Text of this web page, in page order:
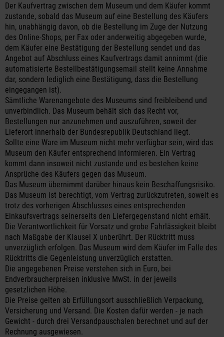
Der Kaufvertrag zwischen dem Museum und dem Käufer kommt
zustande, sobald das Museum auf eine Bestellung des Käufers
hin, unabhängig davon, ob die Bestellung im Zuge der Nutzung
des Online-Shops, per Fax oder anderweitig abgegeben wurde,
dem Käufer eine Bestätigung der Bestellung sendet und das
Angebot auf Abschluss eines Kaufvertrags damit annimmt (die
automatisierte Bestellbestätigungsemail stellt keine Annahme
dar, sondern lediglich eine Bestätigung, dass die Bestellung
eingegangen ist).
Sämtliche Warenangebote des Museums sind freibleibend und
unverbindlich. Das Museum behält sich das Recht vor,
Bestellungen nur anzunehmen und auszuführen, soweit der
Lieferort innerhalb der Bundesrepublik Deutschland liegt.
Sollte eine Ware im Museum nicht mehr verfügbar sein, wird das
Museum den Käufer entsprechend informieren. Ein Vertrag
kommt dann insoweit nicht zustande und es bestehen keine
Ansprüche des Käufers gegen das Museum.
Das Museum übernimmt darüber hinaus kein Beschaffungsrisiko.
Das Museum ist berechtigt, vom Vertrag zurückzutreten, soweit es
trotz des vorherigen Abschlusses eines entsprechenden
Einkaufsvertrags seinerseits den Liefergegenstand nicht erhält.
Die Verantwortlichkeit für Vorsatz und grobe Fahrlässigkeit bleibt
nach Maßgabe der Klausel X unberührt. Der Rücktritt muss
unverzüglich erfolgen. Das Museum wird dem Käufer im Falle des
Rücktritts die Gegenleistung unverzüglich erstatten.
Die angegebenen Preise verstehen sich in Euro, bei
Endverbraucherpreisen inklusive MwSt. in der jeweils
gesetzlichen Höhe.
Die Preise gelten ab Erfüllungsort ausschließlich Verpackung,
Versicherung und Versand. Die Kosten dafür werden - je nach
Gewicht - durch drei Versandpauschalen berechnet und auf der
Rechnung ausgewiesen.